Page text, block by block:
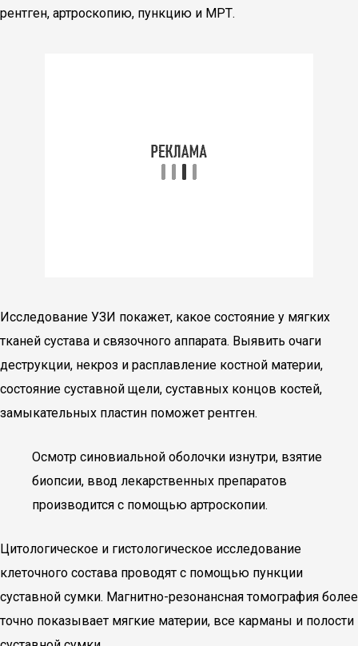
рентген, артроскопию, пункцию и МРТ.
Исследование УЗИ покажет, какое состояние у мягких
тканей сустава и связочного аппарата. Выявить очаги
деструкции, некроз и расплавление костной материи,
состояние суставной щели, суставных концов костей,
замыкательных пластин поможет рентген.
Осмотр синовиальной оболочки изнутри, взятие
биопсии, ввод лекарственных препаратов
производится с помощью артроскопии.
Цитологическое и гистологическое исследование
клеточного состава проводят с помощью пункции
суставной сумки. Магнитно-резонансная томография более
точно показывает мягкие материи, все карманы и полости